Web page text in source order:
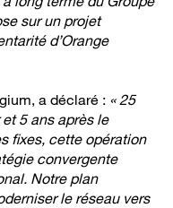
sur un projet
d’Orange
a déclaré : « 25
5 ans après le
fixes, cette opération
convergente
Notre plan
le réseau vers